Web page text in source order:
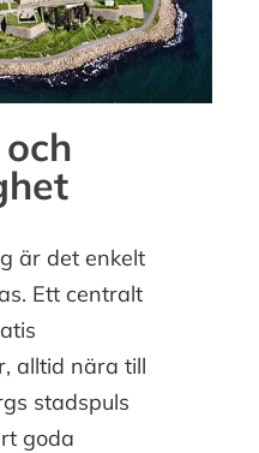
är det enkelt
Ett centralt
alltid nära till
stadspuls
goda